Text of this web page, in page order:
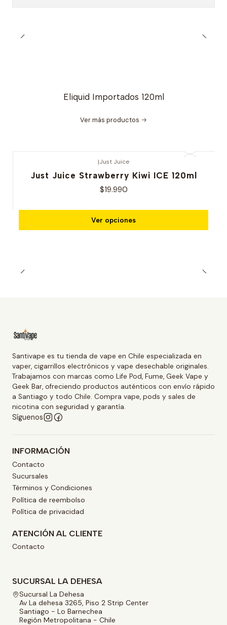
Eliquid Importados 120ml
Ver más productos
|Just Juice
Just Juice Strawberry Kiwi ICE 120ml
$19.990
Ver opciones
Santivape es tu tienda de vape en Chile especializada en
vaper, cigarrillos electrónicos y vape desechable originales.
Trabajamos con marcas como Life Pod, Fume, Geek Vape y
Geek Bar, ofreciendo productos auténticos con envío rápido
a Santiago y todo Chile. Compra vape, pods y sales de
nicotina con seguridad y garantía.
Síguenos
INFORMACIÓN
Contacto
Sucursales
Términos y Condiciones
Política de reembolso
Política de privacidad
ATENCIÓN AL CLIENTE
Contacto
SUCURSAL LA DEHESA
Sucursal La Dehesa
Av La dehesa 3265, Piso 2 Strip Center
Santiago - Lo Barnechea
Región Metropolitana - Chile